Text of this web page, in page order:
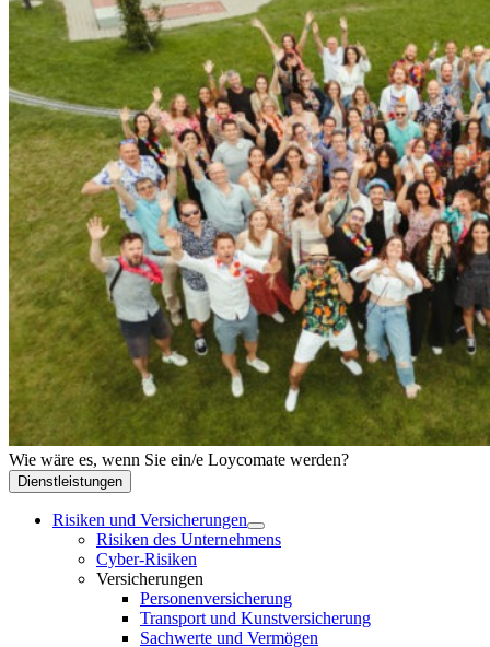
Wie wäre es, wenn Sie ein/e Loycomate werden?
Dienstleistungen
Risiken und Versicherungen
Risiken des Unternehmens
Cyber-Risiken
Versicherungen
Personenversicherung
Transport und Kunstversicherung
Sachwerte und Vermögen